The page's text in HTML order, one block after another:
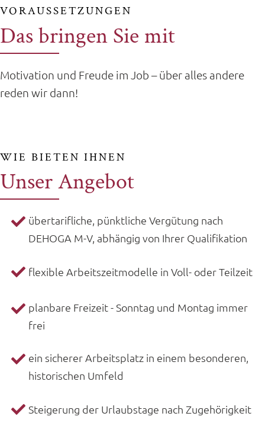
VORAUSSETZUNGEN
Das bringen Sie mit
Motivation und Freude im Job – über alles andere
reden wir dann!
WIE BIETEN IHNEN
Unser Angebot
übertarifliche, pünktliche Vergütung nach
DEHOGA M-V, abhängig von Ihrer Qualifikation
flexible Arbeitszeitmodelle in Voll- oder Teilzeit
planbare Freizeit - Sonntag und Montag immer
frei
ein sicherer Arbeitsplatz in einem besonderen,
historischen Umfeld
Steigerung der Urlaubstage nach Zugehörigkeit